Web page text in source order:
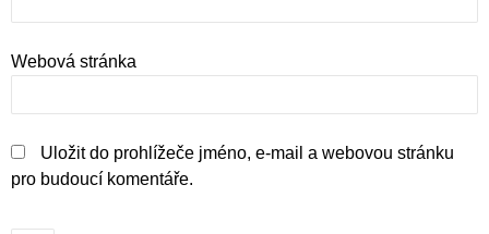
Webová stránka
Uložit do prohlížeče jméno, e-mail a webovou stránku
pro budoucí komentáře.